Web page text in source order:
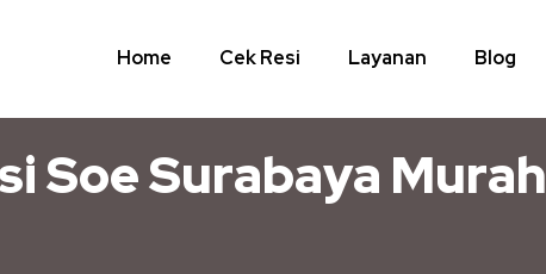
Home Cek Resi Layanan Blog
Soe Surabaya Murah